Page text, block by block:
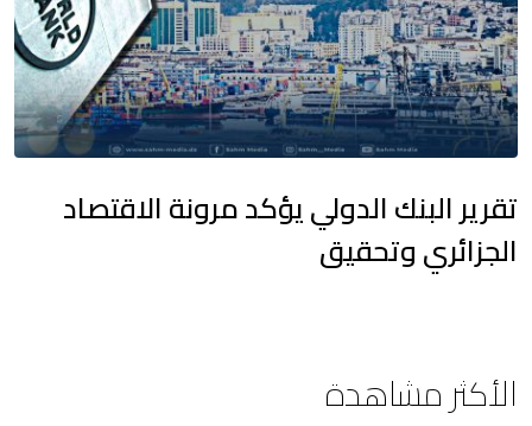
تقرير البنك الدولي يؤكد مرونة الاقتصاد
الجزائري وتحقيق
الأكثر مشاهدة